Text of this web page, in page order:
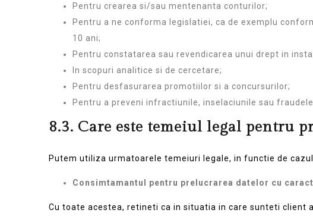
Pentru crearea si/sau mentenanta conturilor;
Pentru a ne conforma legislatiei, ca de exemplu
10 ani;
Pentru constatarea sau revendicarea unui drept in
In scopuri analitice si de cercetare;
Pentru desfasurarea promotiilor si a concursurilor;
Pentru a preveni infractiunile, inselaciunile sau
8.3. Care este temeiul legal pentru
Putem utiliza urmatoarele temeiuri legale, in functie de
Consimtamantul pentru prelucrarea datelor cu
Cu toate acestea, retineti ca in situatia in care sunteti